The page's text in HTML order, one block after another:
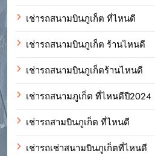
เช่ารถสนามบินภูเก็ต ที่ไหนดี
เช่ารถสนามบินภูเก็ต ร้านไหนดี
เช่ารถสนามบินภูเก็ตร้านไหนดี
เช่ารถสนามภูเก็ต ที่ไหนดีปี2024
เช่ารถสามบินภูเก็ต ที่ไหนดี
เช่ารถเช่าสนามบินภูเก็ตที่ไหนดี